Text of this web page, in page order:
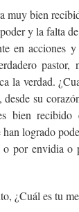
muy bien
y la falta
en acciones
la verdad.
su
bien
han logrado
por envidia
¿Cuál es tu